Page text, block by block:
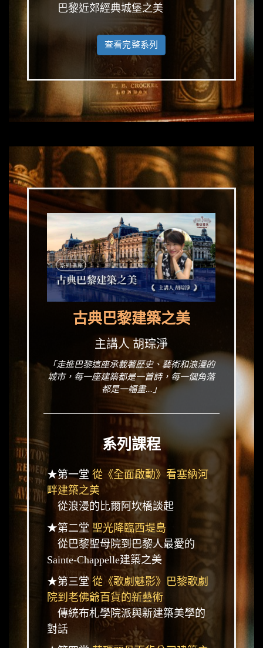
巴黎近郊經典城堡之美
查看完整系列
古典巴黎建築之美
主講人 胡琮淨
「走進巴黎這座承載著歷史、藝術和浪漫的
城市，每一座建築都是一首詩，每一個角落
都是一幅畫...」
系列課程
★第一堂 從《全面啟動》看塞納河
畔建築之美
從浪漫的比爾阿坎橋談起
★第二堂 聖光降臨西堤島
從巴黎聖母院到巴黎人最愛的
Sainte-Chappelle建築之美
★第三堂 從《歌劇魅影》巴黎歌劇
院到老佛爺百貨的新藝術
傳統布札學院派與新建築美學的
對話